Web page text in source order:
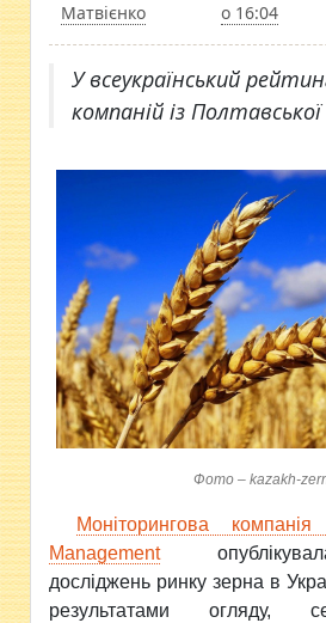
Матвієнко
о 16:04
​У всеукраїнський
компаній із
Фото – kazakh-
Моніторингова
Management
досліджень ринку зерна в
результатами огляду,